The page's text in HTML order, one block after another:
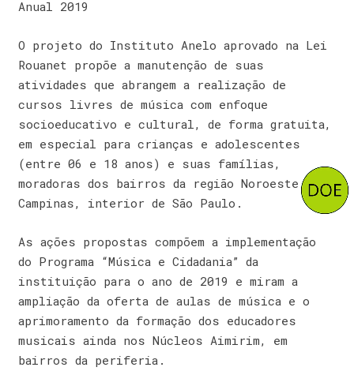
Anual 2019
O projeto do Instituto Anelo aprovado na Lei
Rouanet propõe a manutenção de suas
atividades que abrangem a realização de
cursos livres de música com enfoque
socioeducativo e cultural, de forma gratuita,
em especial para crianças e adolescentes
(entre 06 e 18 anos) e suas famílias,
moradoras dos bairros da região Noroeste de
Campinas, interior de São Paulo.
As ações propostas compõem a implementação
do Programa “Música e Cidadania” da
instituição para o ano de 2019 e miram a
ampliação da oferta de aulas de música e o
aprimoramento da formação dos educadores
musicais ainda nos Núcleos Aimirim, em
bairros da periferia.